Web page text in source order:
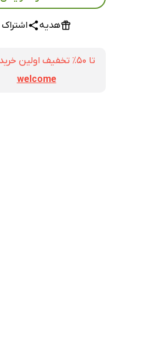
هدیه اشتراک
تا ۵۰٪ تخفیف اولین خرید با کد
welcome